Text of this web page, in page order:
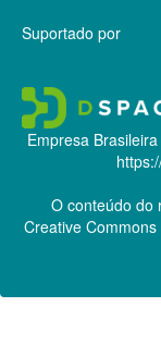
Suportado por
Empresa
O conteúdo do
Creative Commons